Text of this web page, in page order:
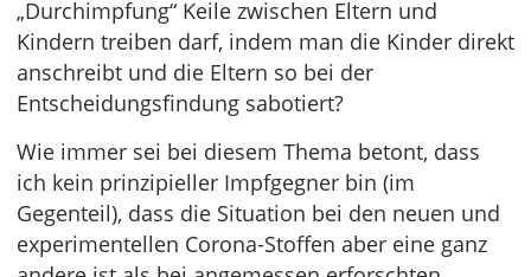
„Durchimpfung“ Keile zwischen Eltern und
Kindern treiben darf, indem man die Kinder direkt
anschreibt und die Eltern so bei der
Entscheidungsfindung sabotiert?
Wie immer sei bei diesem Thema betont, dass
ich kein prinzipieller Impfgegner bin (im
Gegenteil), dass die Situation bei den neuen und
experimentellen Corona-Stoffen aber eine ganz